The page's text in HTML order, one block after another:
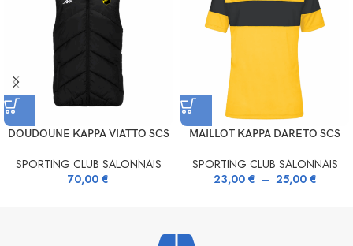
DOUDOUNE KAPPA VIATTO SCS
SPORTING CLUB SALONNAIS
70,00 €
MAILLOT KAPPA DARETO SCS
SPORTING CLUB SALONNAIS
23,00 € – 25,00 €